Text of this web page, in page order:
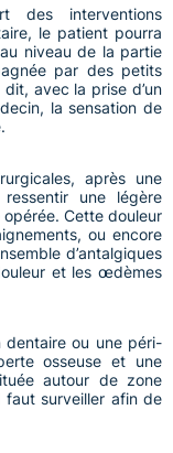
des interventions
le patient pourra
niveau de la partie
par des petits
avec la prise d’un
la sensation de
après une
une légère
Cette douleur
ou encore
d’antalgiques
et les œdèmes
dentaire ou une péri-
osseuse et une
autour de zone
faut surveiller afin de